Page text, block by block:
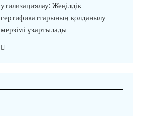
утилизациялау: Жеңілдік
сертификаттарының қолданылу
мерзімі ұзартылады